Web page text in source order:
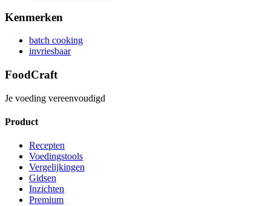
Kenmerken
batch cooking
invriesbaar
FoodCraft
Je voeding vereenvoudigd
Product
Recepten
Voedingstools
Vergelijkingen
Gidsen
Inzichten
Premium